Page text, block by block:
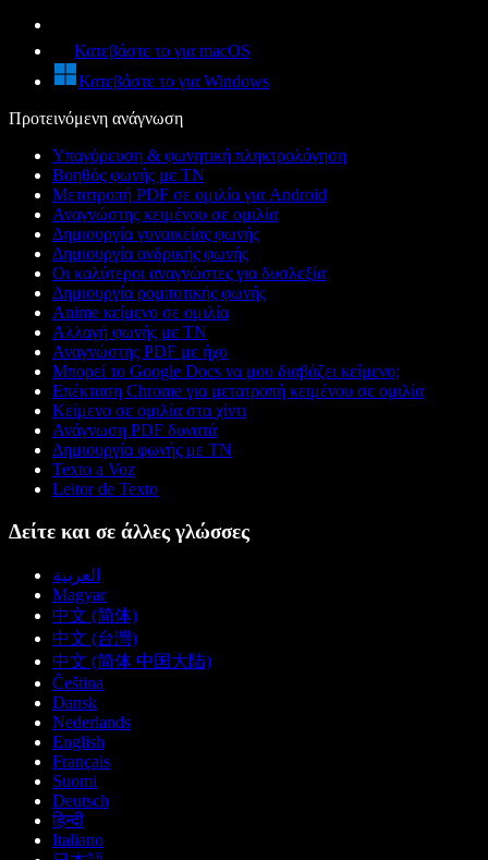
Κατεβάστε το για macOS
Κατεβάστε το για Windows
Προτεινόμενη ανάγνωση
Υπαγόρευση & φωνητική πληκτρολόγηση
Βοηθός φωνής με ΤΝ
Μετατροπή PDF σε ομιλία για Android
Αναγνώστης κειμένου σε ομιλία
Δημιουργία γυναικείας φωνής
Δημιουργία ανδρικής φωνής
Οι καλύτεροι αναγνώστες για δυσλεξία
Δημιουργία ρομποτικής φωνής
Anime κείμενο σε ομιλία
Αλλαγή φωνής με ΤΝ
Αναγνώστης PDF με ήχο
Μπορεί το Google Docs να μου διαβάζει κείμενο;
Επέκταση Chrome για μετατροπή κειμένου σε ομιλία
Κείμενο σε ομιλία στα χίντι
Ανάγνωση PDF δυνατά
Δημιουργία φωνής με ΤΝ
Texto a Voz
Leitor de Texto
Δείτε και σε άλλες γλώσσες
العربية
Magyar
中文 (简体)
中文 (台灣)
中文 (简体 中国大陆)
Čeština
Dansk
Nederlands
English
Français
Suomi
Deutsch
हिन्दी
Italiano